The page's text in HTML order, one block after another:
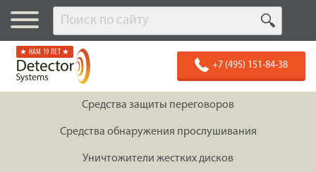
★ НАМ 19 ЛЕТ ★
+7 (495) 151-84-38
Средства защиты переговоров
Средства обнаружения прослушивания
Уничтожители жестких дисков